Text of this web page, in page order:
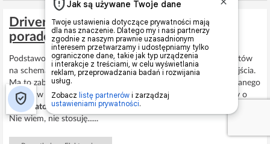
Driver dla diody laserowej. Proszę o
poradę przy wyborze układu.
Podstawowa aplikacja chyba w ogóle nie posiada tych elementów
na schemacie. Diodę dajesz anodą do wyjścia, a katodą do wejścia.
Ma to zabezpieczyć przed skutkami cofania się
z zasilanego
układu w stronęstabilizatorapo jego wyłączeniu. My mówimy o
stabilizatorzeprądu, nie napięcia. Czy ta dioda jest tu potrzebna?
Nie wiem, nie stosuję......